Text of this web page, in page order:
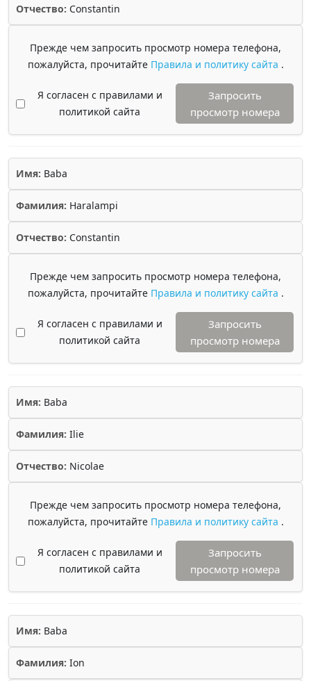
Отчество: Constantin
Прежде чем запросить просмотр номера телефона,
пожалуйста, прочитайте Правила и политику сайта .
Я согласен с правилами и
политикой сайта
Запросить
просмотр номера
Имя: Baba
Фамилия: Haralampi
Отчество: Constantin
Прежде чем запросить просмотр номера телефона,
пожалуйста, прочитайте Правила и политику сайта .
Я согласен с правилами и
политикой сайта
Запросить
просмотр номера
Имя: Baba
Фамилия: Ilie
Отчество: Nicolae
Прежде чем запросить просмотр номера телефона,
пожалуйста, прочитайте Правила и политику сайта .
Я согласен с правилами и
политикой сайта
Запросить
просмотр номера
Имя: Baba
Фамилия: Ion